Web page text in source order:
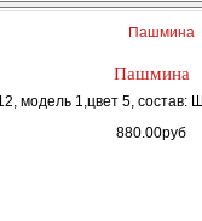
Пашмина
модель 1,цвет 5, состав:
880.00руб